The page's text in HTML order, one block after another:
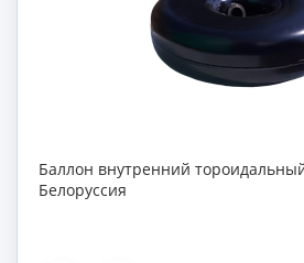
Баллон внутренний
Белоруссия